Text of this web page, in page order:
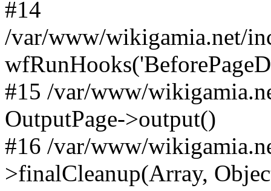
#14
/var/www/wikigamia.net/
#15 /var/www/
OutputPage->output()
#16 /var/www/
>finalCleanup(Array,